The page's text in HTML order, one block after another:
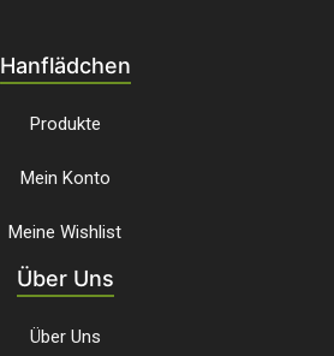
Hanflädchen
Produkte
Mein Konto
Meine Wishlist
Über Uns
Über Uns